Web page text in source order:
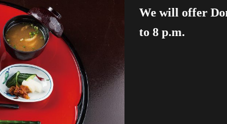
We will offer
to 8 p.m.